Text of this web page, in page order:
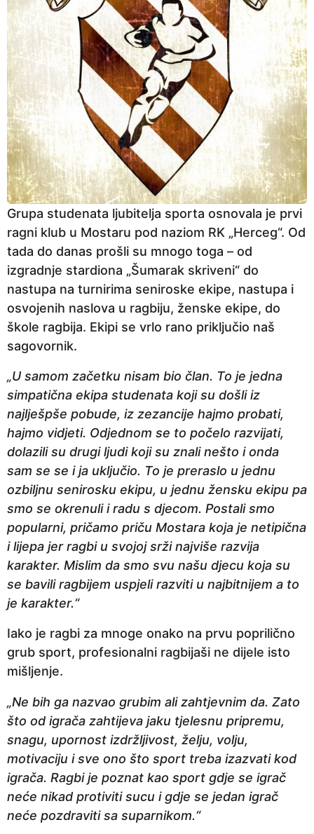
Grupa studenata ljubitelja sporta osnovala je prvi
ragni klub u Mostaru pod naziom RK „Herceg“. Od
tada do danas prošli su mnogo toga – od
izgradnje stardiona „Šumarak skriveni“ do
nastupa na turnirima seniroske ekipe, nastupa i
osvojenih naslova u ragbiju, ženske ekipe, do
škole ragbija. Ekipi se vrlo rano priključio naš
sagovornik.
„U samom začetku nisam bio član. To je jedna
simpatična ekipa studenata koji su došli iz
najlješpše pobude, iz zezancije hajmo probati,
hajmo vidjeti. Odjednom se to počelo razvijati,
dolazili su drugi ljudi koji su znali nešto i onda
sam se se i ja uključio. To je preraslo u jednu
ozbiljnu senirosku ekipu, u jednu žensku ekipu pa
smo se okrenuli i radu s djecom. Postali smo
popularni, pričamo priču Mostara koja je netipična
i lijepa jer ragbi u svojoj srži najviše razvija
karakter. Mislim da smo svu našu djecu koja su
se bavili ragbijem uspjeli razviti u najbitnijem a to
je karakter.“
Iako je ragbi za mnoge onako na prvu poprilično
grub sport, profesionalni ragbijaši ne dijele isto
mišljenje.
„Ne bih ga nazvao grubim ali zahtjevnim da. Zato
što od igrača zahtijeva jaku tjelesnu pripremu,
snagu, upornost izdržljivost, želju, volju,
motivaciju i sve ono što sport treba izazvati kod
igrača. Ragbi je poznat kao sport gdje se igrač
neće nikad protiviti sucu i gdje se jedan igrač
neće pozdraviti sa suparnikom.“